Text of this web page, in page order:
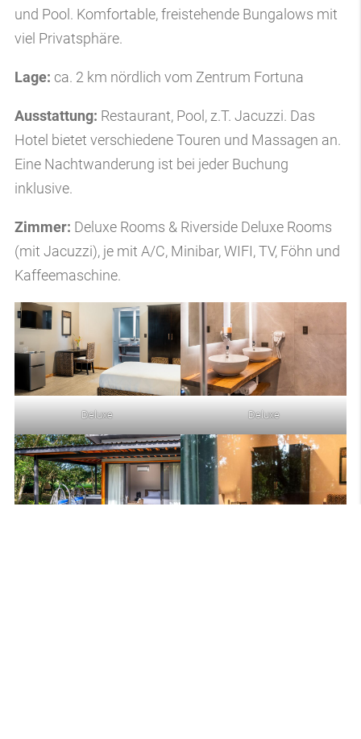
und Pool. Komfortable, freistehende Bungalows mit
viel Privatsphäre.
Lage: ca. 2 km nördlich vom Zentrum Fortuna
Ausstattung: Restaurant, Pool, z.T. Jacuzzi. Das
Hotel bietet verschiedene Touren und Massagen an.
Eine Nachtwanderung ist bei jeder Buchung
inklusive.
Zimmer: Deluxe Rooms & Riverside Deluxe Rooms
(mit Jacuzzi), je mit A/C, Minibar, WIFI, TV, Föhn und
Kaffeemaschine.
Deluxe Deluxe